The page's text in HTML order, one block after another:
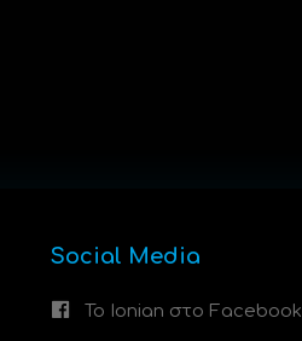
Social Media
Το Ionian στο Facebook